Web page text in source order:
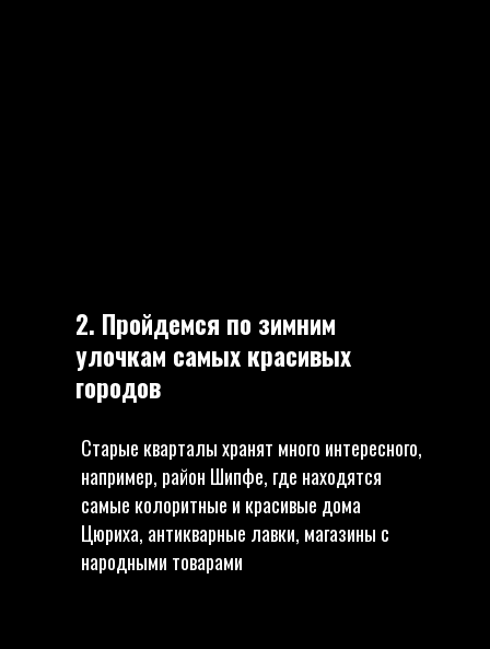
2. Пройдемся по зимним
улочкам самых красивых
городов
Старые кварталы хранят много интересного,
например, район Шипфе, где находятся
самые колоритные и красивые дома
Цюриха, антикварные лавки, магазины с
народными товарами